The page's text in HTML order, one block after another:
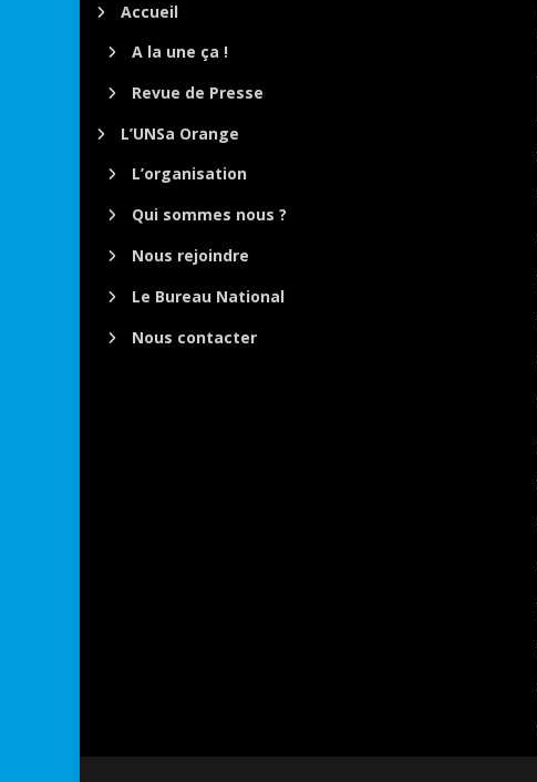
Accueil
A la une ça !
Revue de Presse
L’UNSa Orange
L’organisation
Qui sommes nous ?
Nous rejoindre
Le Bureau National
Nous contacter